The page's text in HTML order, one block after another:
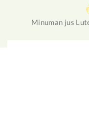
Minuman jus